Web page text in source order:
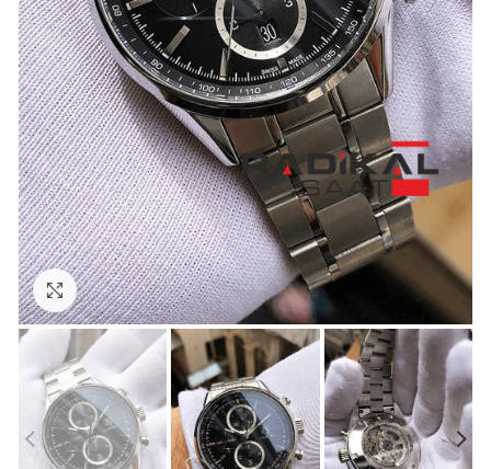
Görseli Büyütün